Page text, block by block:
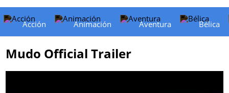
Acción Animación Aventura Bélica
Mudo Official Trailer